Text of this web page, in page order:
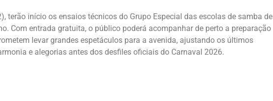
terão início os ensaios técnicos do Grupo Especial das escolas de samba de
Com entrada gratuita, o público poderá acompanhar de perto a preparação
levar grandes espetáculos para a avenida, ajustando os últimos
e alegorias antes dos desfiles oficiais do Carnaval 2026.